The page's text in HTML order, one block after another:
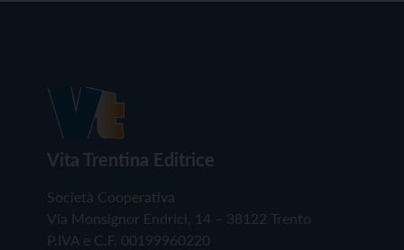
Vita Trentina Editrice
Società Cooperativa
Via Monsignor Endrici, 14 – 38122 Trento
P.IVA e C.F. 00199960220